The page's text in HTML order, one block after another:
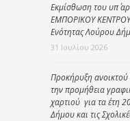
Εκμίσθωση του υπ΄
ΕΜΠΟΡΙΚΟΥ
Ενότητας Λούρου
31 Ιουλίου 2026
Προκήρυξη ανοικτού
την προμήθεια
χαρτιού για τα έτη
Δήμου και τις